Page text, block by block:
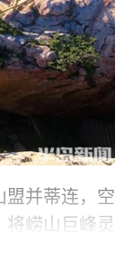
盟并蒂连，空
将崂山巨峰灵
空中鹊桥”，